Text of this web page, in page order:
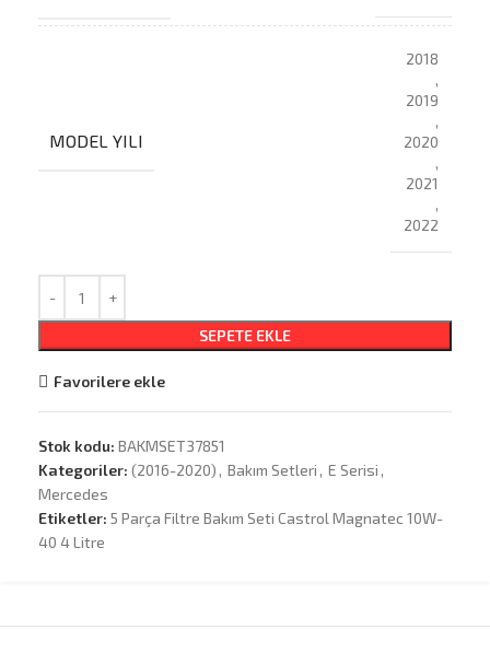
MODEL YILI
2018
,
2019
,
2020
,
2021
,
2022
SEPETE EKLE
Favorilere ekle
Stok kodu: BAKMSET37851
Kategoriler: (2016-2020) , Bakım Setleri , E Serisi ,
Mercedes
Etiketler: 5 Parça Filtre Bakım Seti Castrol Magnatec 10W-
40 4 Litre